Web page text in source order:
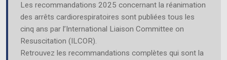
Les recommandations 2025 concernant la réanimation
des arrêts cardiorespiratoires sont publiées tous les
cinq ans par l’International Liaison Committee on
Resuscitation (ILCOR).
Retrouvez les recommandations complètes qui sont la